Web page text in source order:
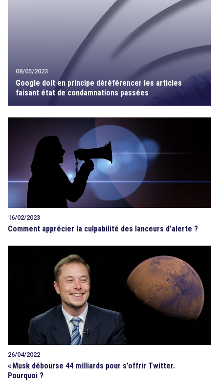
08/05/2023
Google doit en principe déréférencer les articles
faisant état de condamnations passées
16/02/2023
Comment apprécier la culpabilité des lanceurs d’alerte ?
26/04/2022
« Musk débourse 44 milliards pour s’offrir Twitter.
Pourquoi ?